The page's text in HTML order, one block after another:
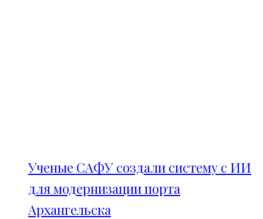
Ученые САФУ создали систему с ИИ
для модернизации порта
Архангельска